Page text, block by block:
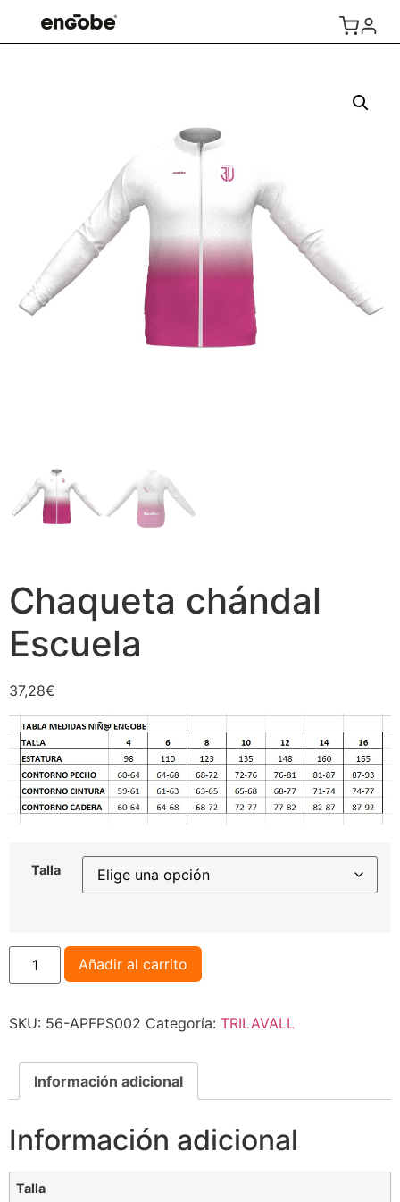
Chaqueta chándal
Escuela
37,28€
Talla
Añadir al carrito
SKU: 56-APFPS002 Categoría: TRILAVALL
Información adicional
Información adicional
Talla